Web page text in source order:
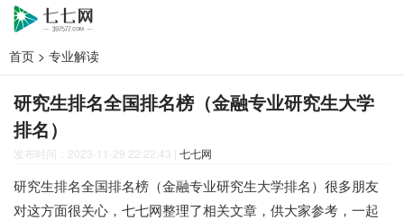
首页 > 专业解读
研究生排名全国排名榜（金融专业研究生大学
排名）
发布时间：2023-11-29 22:22:43 | 七七网
研究生排名全国排名榜（金融专业研究生大学排名）很多朋友
对这方面很关心，七七网整理了相关文章，供大家参考，一起